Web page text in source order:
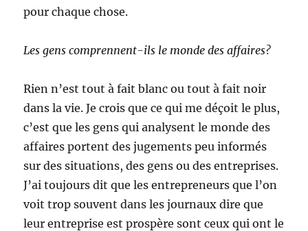
pour chaque chose.
Les gens comprennent-ils le monde des affaires?
Rien n’est tout à fait blanc ou tout à fait noir
dans la vie. Je crois que ce qui me déçoit le plus,
c’est que les gens qui analysent le monde des
affaires portent des jugements peu informés
sur des situations, des gens ou des entreprises.
J’ai toujours dit que les entrepreneurs que l’on
voit trop souvent dans les journaux dire que
leur entreprise est prospère sont ceux qui ont le